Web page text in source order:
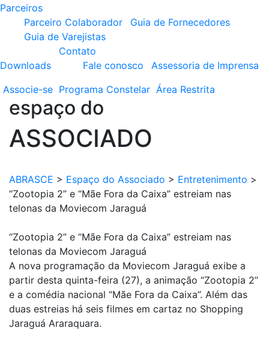
Parceiros
Parceiro Colaborador
Guia de Fornecedores
Guia de Varejistas
Downloads
Contato
Fale conosco
Assessoria de Imprensa
Associe-se Programa Constelar Área Restrita
espaço do
ASSOCIADO
ABRASCE > Espaço do Associado > Entretenimento >
“Zootopia 2” e “Mãe Fora da Caixa” estreiam nas
telonas da Moviecom Jaraguá
“Zootopia 2” e “Mãe Fora da Caixa” estreiam nas
telonas da Moviecom Jaraguá
A nova programação da Moviecom Jaraguá exibe a
partir desta quinta-feira (27), a animação “Zootopia 2”
e a comédia nacional “Mãe Fora da Caixa”. Além das
duas estreias há seis filmes em cartaz no Shopping
Jaraguá Araraquara.